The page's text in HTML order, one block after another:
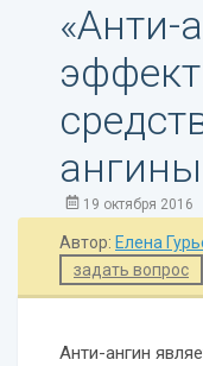
«Анти-
ангины
19 октября 2016
Автор: Елена
задать вопрос
Анти-ангин